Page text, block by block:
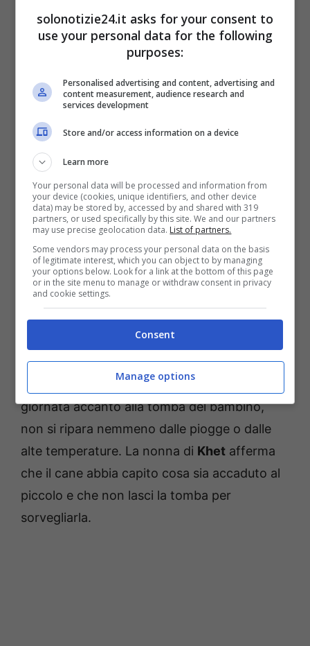
Mino non si allontana mai
dalla tomba, a prescindere
dalle condizioni
atmosferiche
Come è da trazione inVietnam,
stato seppellito dietro la casa ed il cane non
si è mai allontanato. Mino trascorre l’intera
giornata accanto alla tomba del bambino,
non si ripara nemmeno dalle piogge o dalle
alte temperature. La nonna di Khet afferma
che il cane abbia capito cosa sia accaduto al
piccolo e che non lasci la tomba per
sorvegliarla.
solonotizie24.it asks for your consent to
use your personal data for the following
purposes:
Personalised advertising and content, advertising and
content measurement, audience research and
services development
Store and/or access information on a device
Learn more
Your personal data will be processed and information from
your device (cookies, unique identifiers, and other device
data) may be stored by, accessed by and shared with 319
partners, or used specifically by this site. We and our partners
may use precise geolocation data. List of partners.
Some vendors may process your personal data on the basis
of legitimate interest, which you can object to by managing
your options below. Look for a link at the bottom of this page
or in the site menu to manage or withdraw consent in privacy
and cookie settings.
Consent
Manage options